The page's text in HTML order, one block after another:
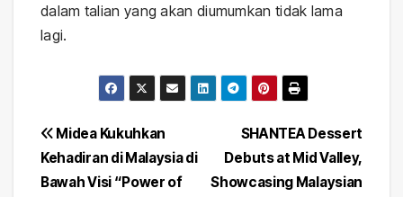
dalam talian yang akan diumumkan tidak lama
lagi.
Post
navigation
SHANTEA Dessert
Debuts at Mid Valley,
Showcasing Malaysian
Midea Kukuhkan
Kehadiran di Malaysia di
Bawah Visi “Power of